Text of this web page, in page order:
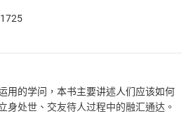
用的学问，本书主要讲述人们应该如何
身处世、交友待人过程中的融汇通达。